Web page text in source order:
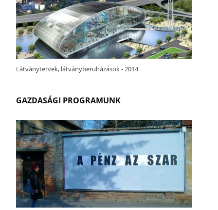
Látványtervek, látványberuházások - 2014
GAZDASÁGI PROGRAMUNK